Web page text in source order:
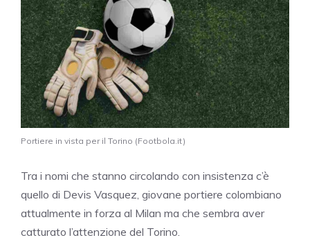
Portiere in vista per il Torino (Footbola.it)
Tra i nomi che stanno circolando con insistenza c’è
quello di Devis Vasquez, giovane portiere colombiano
attualmente in forza al Milan ma che sembra aver
catturato l’attenzione del Torino.